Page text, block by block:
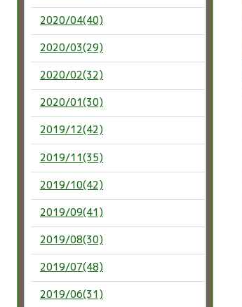
2020/04(40)
2020/03(29)
2020/02(32)
2020/01(30)
2019/12(42)
2019/11(35)
2019/10(42)
2019/09(41)
2019/08(30)
2019/07(48)
2019/06(31)